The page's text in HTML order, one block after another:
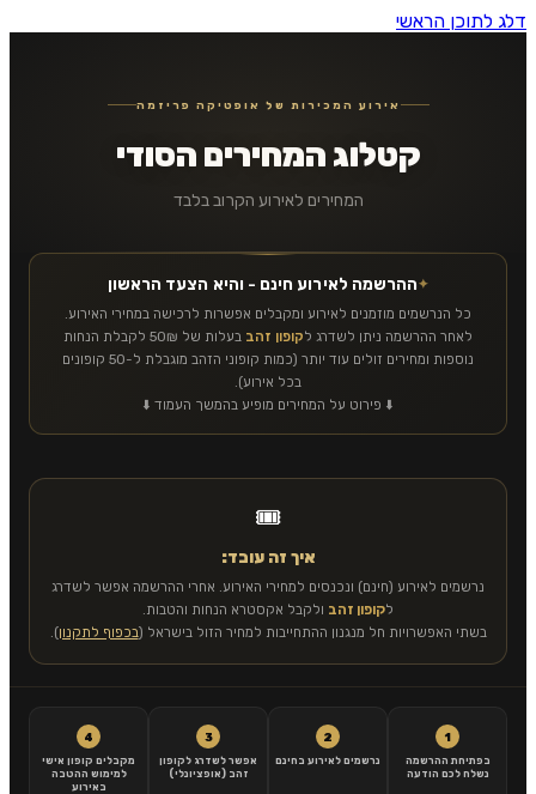
דלג לתוכן הראשי
אירוע המכירות של אופטיקה פריזמה
קטלוג המחירים הסודי
המחירים לאירוע הקרוב בלבד
ההרשמה לאירוע חינם - והיא הצעד הראשון
כל הנרשמים מוזמנים לאירוע ומקבלים אפשרות לרכישה במחירי האירוע.
לאחר ההרשמה ניתן לשדרג לקופון זהב
בעלות של 50₪ לקבלת הנחות
נוספות ומחירים זולים עוד יותר (כמות קופוני הזהב מוגבלת ל-50 קופונים
בכל אירוע).
⬇️ פירוט על המחירים מופיע בהמשך העמוד ⬇️
🎟️
איך זה עובד:
נרשמים לאירוע (חינם) ונכנסים למחירי האירוע. אחרי ההרשמה אפשר לשדרג
לקופון זהב ולקבל אקסטרא הנחות והטבות.
בשתי האפשרויות חל מנגנון ההתחייבות למחיר הזול בישראל (בכפוף לתקנון).
1
בפתיחת ההרשמה
נשלח לכם הודעה
2
נרשמים לאירוע בחינם
3
אפשר לשדרג לקופון
זהב (אופציונלי)
4
מקבלים קופון אישי
למימוש ההטבה
באירוע